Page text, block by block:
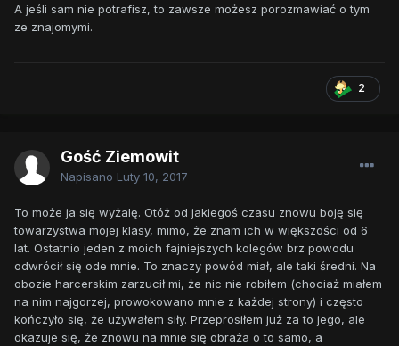
A jeśli sam nie potrafisz, to zawsze możesz porozmawiać o tym
ze znajomymi.
2
Gość Ziemowit
Napisano Luty 10, 2017
To może ja się wyżalę. Otóż od jakiegoś czasu znowu boję się
towarzystwa mojej klasy, mimo, że znam ich w większości od 6
lat. Ostatnio jeden z moich fajniejszych kolegów brz powodu
odwrócił się ode mnie. To znaczy powód miał, ale taki średni. Na
obozie harcerskim zarzucił mi, że nic nie robiłem (chociaż miałem
na nim najgorzej, prowokowano mnie z każdej strony) i często
kończyło się, że używałem siły. Przeprosiłem już za to jego, ale
okazuje się, że znowu na mnie się obraża o to samo, a